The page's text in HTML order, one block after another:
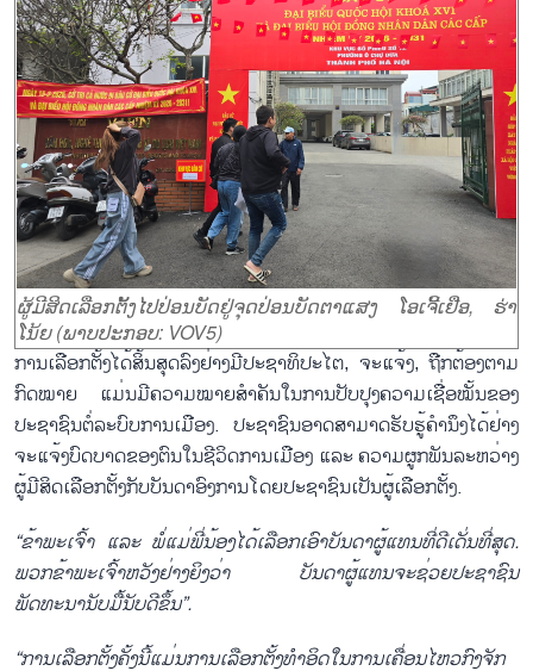
ຜູ້ມີສິດເລືອກຕັ້ງໄປປ່ອນບັດຢູ່ຈຸດປ່ອນບັດຕາແສງ ໂອເຈີ້ເຢືອ, ຮ່າ
ໂນ້ຍ (ພາບປະກອບ: VOV5)
ການເລືອກຕັ້ງໄດ້ສິ້ນສຸດລົງຢ່າງມີປະຊາທິປະໄຕ, ຈະແຈ້ງ, ຖືກຕ້ອງຕາມ
ກົດໝາຍ ແມ່ນມີຄວາມໝາຍສຳຄັນໃນການປັບປຸງຄວາມເຊື່ອໝັ້ນຂອງ
ປະຊາຊົນຕໍ່ລະບົບການເມືອງ. ປະຊາຊົນອາດສາມາດຮັບຮູ້ຄຳນຶງໄດ້ຢ່າງ
ຈະແຈ້ງບົດບາດຂອງຕົນໃນຊີວິດການເມືອງ ແລະ ຄວາມຜູກພັນລະຫວ່າງ
ຜູ້ມີສິດເລືອກຕັ້ງກັບບັນດາອົງການໂດຍປະຊາຊົນເປັນຜູ້ເລືອກຕັ້ງ.
“ຂ້າພະເຈົ້າ ແລະ ພໍ່ແມ່ພີ່ນ້ອງໄດ້ເລືອກເອົາບັນດາຜູ້ແທນທີ່ດີເດັ່ນທີ່ສຸດ.
ພວກຂ້າພະເຈົ້າຫວັງຢ່າງຍິງວ່າ ບັນດາຜູ້ແທນຈະຊ່ວຍປະຊາຊົນ
ພັດທະນານັບມື້ນັບດີຂຶ້ນ”.
“ການເລືອກຕັ້ງຄັ້ງນີ້ແມ່ນການເລືອກຕັ້ງທຳອິດໃນການເຄື່ອນໄຫວກົງຈັກ